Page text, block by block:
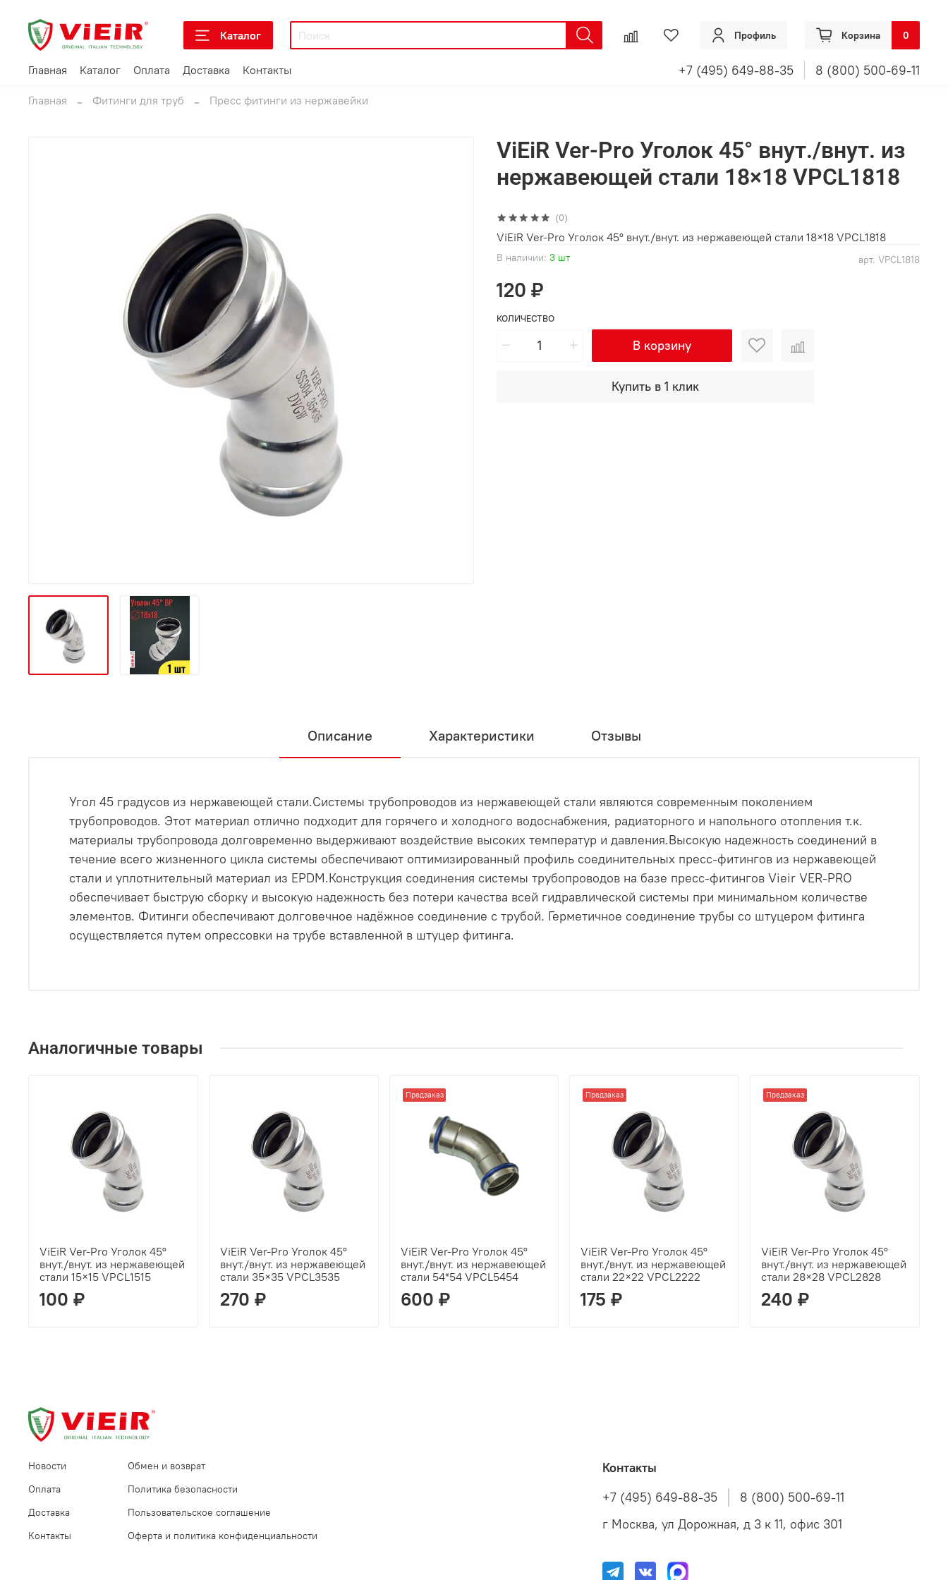
Каталог Профиль Корзина 0
Главная Каталог Оплата Доставка Контакты +7 (495) 649-88-35 8 (800) 500-69-11
Главная Фитинги для труб Пресс фитинги из нержавейки
(0)
арт. VPCL1818
В наличии: 3 шт
ViEiR Ver-Pro Уголок 45° внут./внут. из
нержавеющей стали 18×18 VPCL1818
120 ₽
КОЛИЧЕСТВО
В корзину
Купить в 1 клик
ViEiR Ver-Pro Уголок 45° внут./внут. из нержавеющей стали 18×18 VPCL1818
Описание Характеристики Отзывы
Угол 45 градусов из нержавеющей стали.Системы трубопроводов из нержавеющей стали являются современным поколением
трубопроводов. Этот материал отлично подходит для горячего и холодного водоснабжения, радиаторного и напольного отопления т.к.
материалы трубопровода долговременно выдерживают воздействие высоких температур и давления.Высокую надежность соединений в
течение всего жизненного цикла системы обеспечивают оптимизированный профиль соединительных пресс-фитингов из нержавеющей
стали и уплотнительный материал из EPDM.Конструкция соединения системы трубопроводов на базе пресс-фитингов Vieir VER-PRO
обеспечивает быструю сборку и высокую надежность без потери качества всей гидравлической системы при минимальном количестве
элементов. Фитинги обеспечивают долговечное надёжное соединение с трубой. Герметичное соединение трубы со штуцером фитинга
осуществляется путем опрессовки на трубе вставленной в штуцер фитинга.
Аналогичные товары
ViEiR Ver-Pro Уголок 45°
внут./внут. из нержавеющей
стали 15×15 VPCL1515
100 ₽
ViEiR Ver-Pro Уголок 45°
внут./внут. из нержавеющей
стали 35×35 VPCL3535
270 ₽
Предзаказ
ViEiR Ver-Pro Уголок 45°
внут./внут. из нержавеющей
стали 54*54 VPCL5454
600 ₽
Предзаказ
ViEiR Ver-Pro Уголок 45°
внут./внут. из нержавеющей
стали 22×22 VPCL2222
175 ₽
Предзаказ
ViEiR Ver-Pro Уголок 45°
внут./внут. из нержавеющей
стали 28×28 VPCL2828
240 ₽
Новости
Оплата
Доставка
Контакты
Обмен и возврат
Политика безопасности
Пользовательское соглашение
Оферта и политика конфиденциальности
Контакты
+7 (495) 649-88-35
8 (800) 500-69-11
г Москва, ул Дорожная, д 3 к 11, офис 301